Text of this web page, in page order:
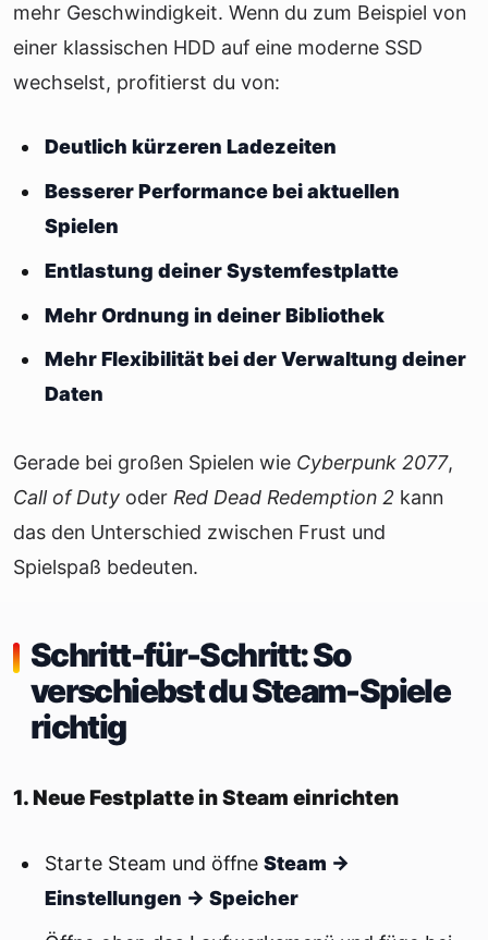
mehr Geschwindigkeit. Wenn du zum Beispiel von
einer klassischen HDD auf eine moderne SSD
wechselst, profitierst du von:
Deutlich kürzeren Ladezeiten
Besserer Performance bei aktuellen
Spielen
Entlastung deiner Systemfestplatte
Mehr Ordnung in deiner Bibliothek
Mehr Flexibilität bei der Verwaltung deiner
Daten
Gerade bei großen Spielen wie Cyberpunk 2077,
Call of Duty oder Red Dead Redemption 2 kann
das den Unterschied zwischen Frust und
Spielspaß bedeuten.
Schritt-für-Schritt: So
verschiebst du Steam-Spiele
richtig
1. Neue Festplatte in Steam einrichten
Starte Steam und öffne Steam →
Einstellungen → Speicher